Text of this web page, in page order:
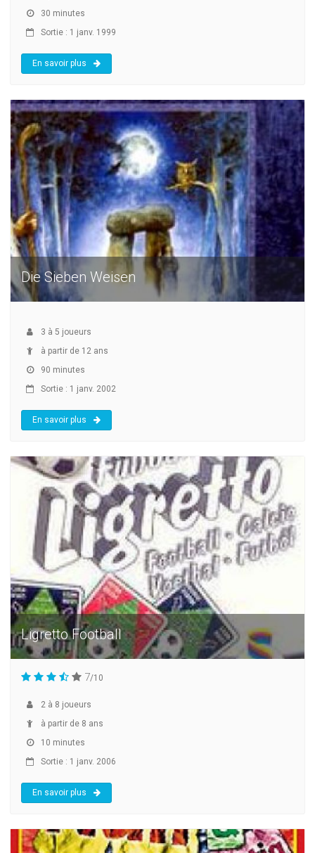
30 minutes
Sortie : 1 janv. 1999
En savoir plus
Die Sieben Weisen
3 à 5 joueurs
à partir de 12 ans
90 minutes
Sortie : 1 janv. 2002
En savoir plus
Ligretto Football
7/10
2 à 8 joueurs
à partir de 8 ans
10 minutes
Sortie : 1 janv. 2006
En savoir plus